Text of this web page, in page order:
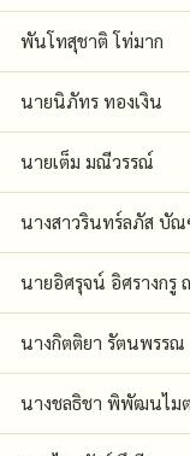
พันโทสุชาติ โท่มาก
นายนิภัทร ทองเงิน
นายเต็ม มณีวรรณ์
นางสาวรินทร์ลภัส บั
นายอิศรุจน์ อิศรางกรู
นางกิตติยา รัตนพรรณ
นางชลธิชา พิพัฒนไม